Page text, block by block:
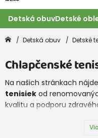
Detská obuvDetské
Detská obuv Detské
Chlapčenské
Na našich stránkach
tenisiek od
kvalitu a podporu